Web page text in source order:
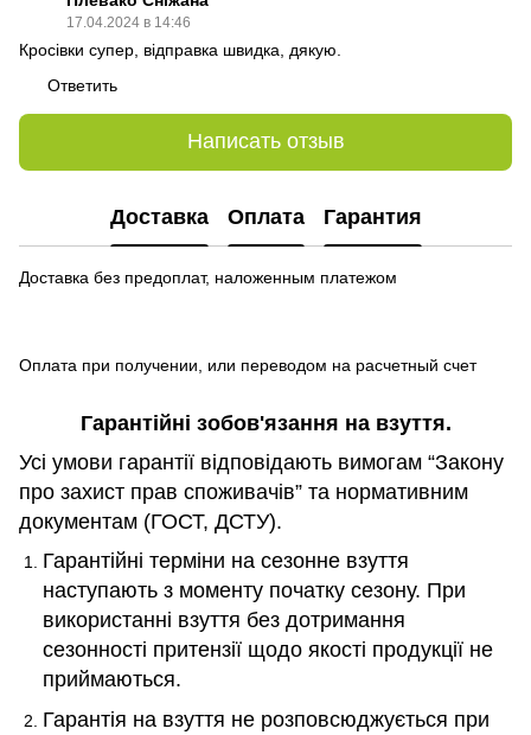
17.04.2024 в 14:46
Кросівки супер, відправка швидка, дякую.
Ответить
Написать отзыв
Доставка Оплата Гарантия
Доставка без предоплат, наложенным платежом
Оплата при получении, или переводом на расчетный счет
Гарантійні зобов'язання на взуття.
Усі умови гарантії відповідають вимогам “Закону
про захист прав споживачів” та нормативним
документам (ГОСТ, ДСТУ).
Гарантійні терміни на сезонне взуття
наступають з моменту початку сезону. При
використанні взуття без дотримання
сезонності притензії щодо якості продукції не
приймаються.
Гарантія на взуття не розповсюджується при